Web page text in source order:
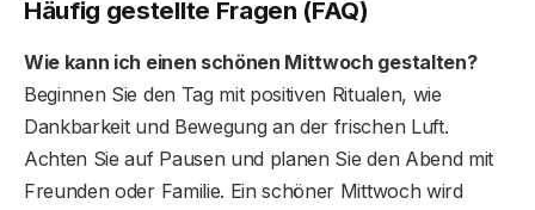
Häufig gestellte Fragen (FAQ)
Wie kann ich einen schönen Mittwoch gestalten?
Beginnen Sie den Tag mit positiven Ritualen, wie
Dankbarkeit und Bewegung an der frischen Luft.
Achten Sie auf Pausen und planen Sie den Abend mit
Freunden oder Familie. Ein schöner Mittwoch wird